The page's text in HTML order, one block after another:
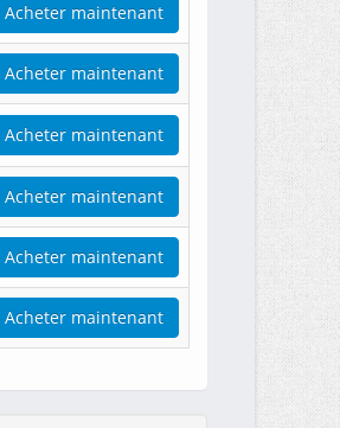
Acheter maintenant
Acheter maintenant
Acheter maintenant
Acheter maintenant
Acheter maintenant
Acheter maintenant